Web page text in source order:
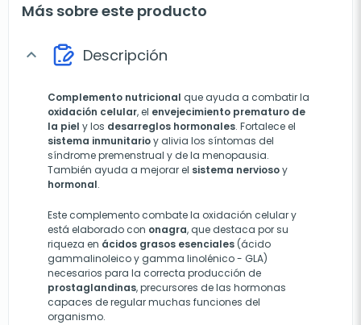
Más sobre este producto
expand_more Descripción
Complemento nutricional que ayuda a combatir la
oxidación celular, el envejecimiento prematuro de
la piel y los desarreglos hormonales. Fortalece el
sistema inmunitarioy alivia los síntomas del
síndrome premenstrual y de la menopausia.
También ayuda a mejorar el sistema nerviosoy
hormonal.
Este complemento combate la oxidación celular y
está elaborado con onagra, que destaca por su
riqueza en ácidos grasos esenciales (ácido
gammalinoleico y gamma linolénico - GLA)
necesarios para la correcta producción de
prostaglandinas, precursores de las hormonas
capaces de regular muchas funciones del
organismo.